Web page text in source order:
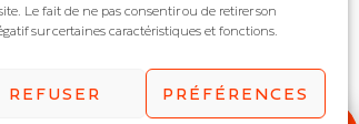
Le fait de ne pas consentir ou de retirer son
sur certaines caractéristiques et fonctions.
REFUSER PRÉFÉRENCES